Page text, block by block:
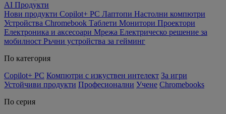
AI Продукти
Нови продукти Copilot+ PC Лаптопи Настолни компютри
Устройства Chromebook Таблети Монитори Проектори
Електроника и аксесоари Мрежа Електрическо решение за
мобилност Ръчни устройства за гейминг
По категория
Copilot+ PC Компютри с изкуствен интелект За игри
Устойчиви продукти Професионални Учене Chromebooks
По серия